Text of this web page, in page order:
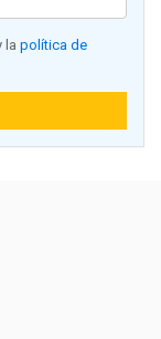
la política de